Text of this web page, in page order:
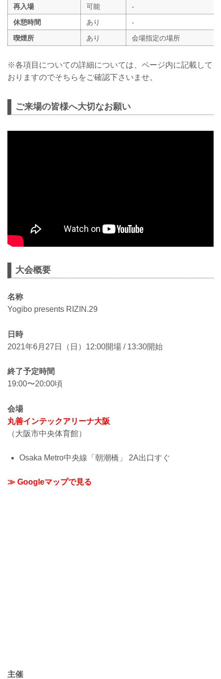
再入場 可能
-
休憩時間
あり
-
喫煙所
あり 会場指定の場所
※各項目についての詳細については、ページ内に記載して
おりますのでそちらをご確認下さいませ。
ご来場の皆様へ大切なお願い
大会概要
名称
Yogibo presents RIZIN.29
日時
2021年6月27日（日）12:00開場 / 13:30開始
終了予定時間
19:00〜20:00頃
会場
丸善インテックアリーナ大阪
（大阪市中央体育館）
Osaka Metro中央線「朝潮橋」 2A出口すぐ
≫ Googleマップで見る
主催